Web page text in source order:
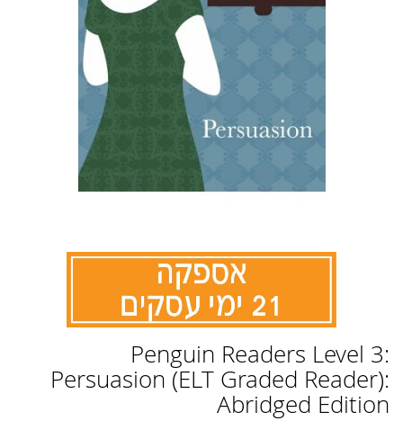
Penguin Readers Level 3:
Persuasion (ELT Graded Reader):
Abridged Edition
להתחלה
של
גלריית
תמונות